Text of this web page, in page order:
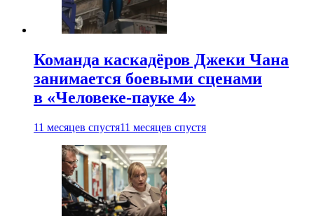
Команда каскадёров Джеки Чана
занимается боевыми сценами
в «Человеке-пауке 4»
11 месяцев спустя11 месяцев спустя